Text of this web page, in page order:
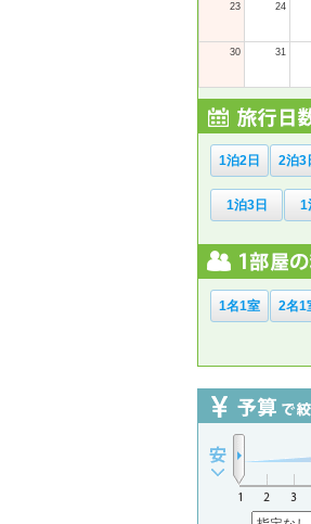
23 24
30 31
1泊2日 2泊3
1泊3日 1
1名1室 2名1